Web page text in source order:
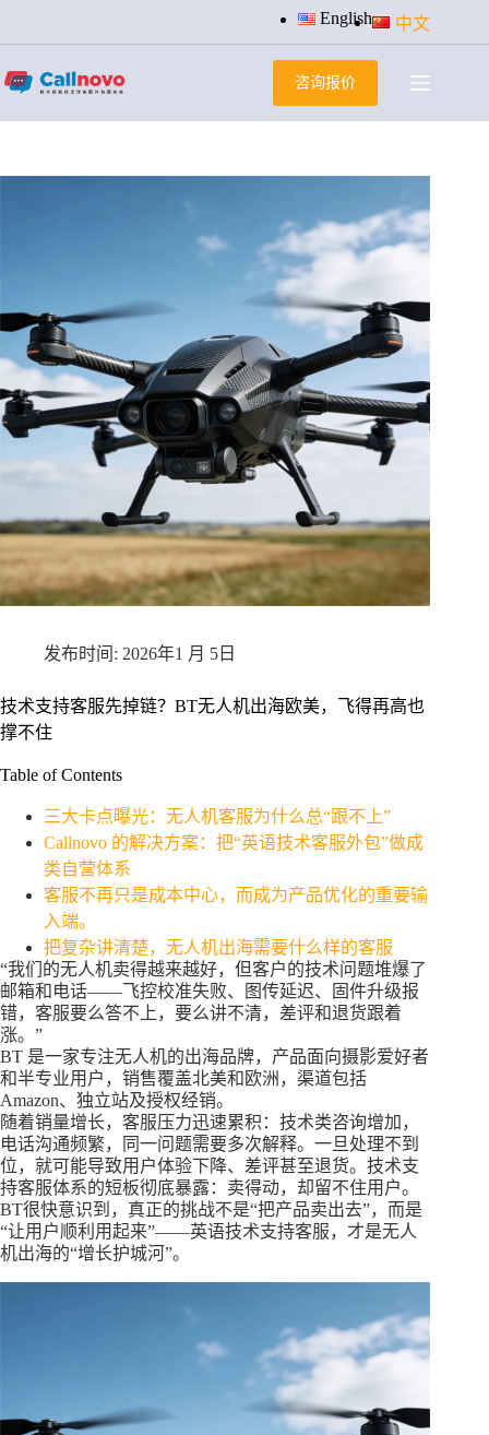
过
容
English 中文
咨询报价
2026年1 月 5日
技术支持客服先掉链？BT无人机出海欧美，飞得再高也
撑不住
Table of Contents
三大卡点曝光：无人机客服为什么总“跟不上”
Callnovo 的解决方案：把“英语技术客服外包”做成
类自营体系
客服不再只是成本中心，而成为产品优化的重要输
入端。
把复杂讲清楚，无人机出海需要什么样的客服
“我们的无人机卖得越来越好，但客户的技术问题堆爆了
邮箱和电话——飞控校准失败、图传延迟、固件升级报
错，客服要么答不上，要么讲不清，差评和退货跟着
涨。”
BT 是一家专注无人机的出海品牌，产品面向摄影爱好者
和半专业用户，销售覆盖北美和欧洲，渠道包括
Amazon、独立站及授权经销。
随着销量增长，客服压力迅速累积：技术类咨询增加，
电话沟通频繁，同一问题需要多次解释。一旦处理不到
位，就可能导致用户体验下降、差评甚至退货。技术支
持客服体系的短板彻底暴露：卖得动，却留不住用户。
BT很快意识到，真正的挑战不是“把产品卖出去”，而是
“让用户顺利用起来”——英语技术支持客服，才是无人
机出海的“增长护城河”。